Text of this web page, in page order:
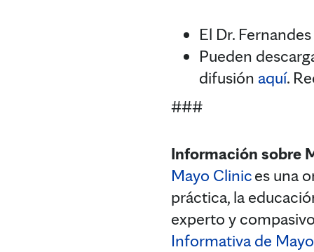
El Dr.
Pueden
difusión aquí.
###
Información sobre
Mayo Clinices una
práctica, la
experto y
Informativa de